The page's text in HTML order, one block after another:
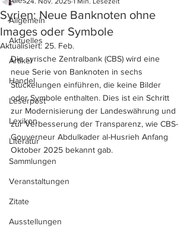
Allgemein
Aktuelles
Artikel
Handel
Leserpost
Lexikon
Literatur
Sammlungen
Veranstaltungen
Zitate
Ausstellungen
Syrien: Neue Banknoten ohne
Images oder Symbole
Aktualisiert: 25. Feb.
Die syrische Zentralbank (CBS) wird eine
neue Serie von Banknoten in sechs
Stückelungen einführen, die keine Bilder
oder Symbole enthalten. Dies ist ein Schritt
zur Modernisierung der Landeswährung und
zur Verbesserung der Transparenz, wie CBS-
Gouverneur Abdulkader al-Husrieh Anfang
Oktober 2025 bekannt gab.